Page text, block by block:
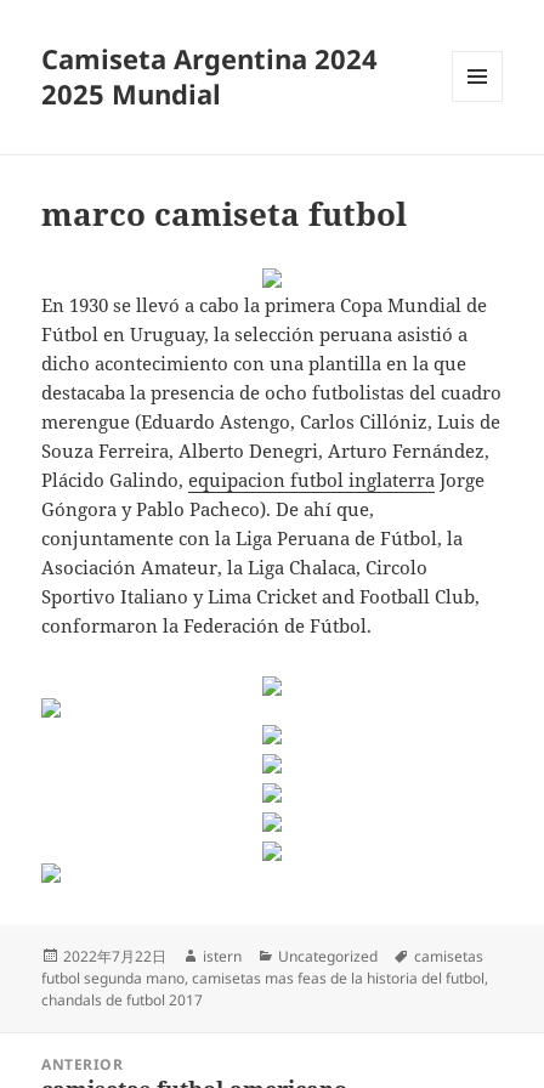
Camiseta Argentina 2024
2025 Mundial
marco camiseta futbol
En 1930 se llevó a cabo la primera Copa Mundial de
Fútbol en Uruguay, la selección peruana asistió a
dicho acontecimiento con una plantilla en la que
destacaba la presencia de ocho futbolistas del cuadro
merengue (Eduardo Astengo, Carlos Cillóniz, Luis de
Souza Ferreira, Alberto Denegri, Arturo Fernández,
Plácido Galindo,equipacion futbol inglaterra Jorge
Góngora y Pablo Pacheco). De ahí que,
conjuntamente con la Liga Peruana de Fútbol, la
Asociación Amateur, la Liga Chalaca, Circolo
Sportivo Italiano y Lima Cricket and Football Club,
conformaron la Federación de Fútbol.
Publicado
el
2022年7月22日 Autor
istern Categorías
Uncategorized Etiquetas
camisetas
futbol segunda mano,camisetas mas feas de la historia del futbol,
chandals de futbol 2017
ANTERIOR